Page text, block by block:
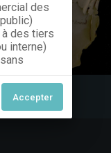
des
des tiers
interne)
invitons
le type